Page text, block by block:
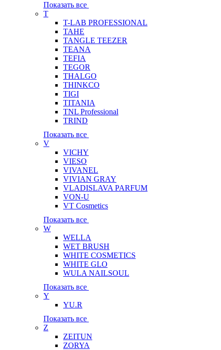
Показать все
T
T-LAB PROFESSIONAL
TAHE
TANGLE TEEZER
TEANA
TEFIA
TEGOR
THALGO
THINKCO
TIGI
TITANIA
TNL Professional
TRIND
Показать все
V
VICHY
VIESO
VIVANEL
VIVIAN GRAY
VLADISLAVA PARFUM
VON-U
VT Cosmetics
Показать все
W
WELLA
WET BRUSH
WHITE COSMETICS
WHITE GLO
WULA NAILSOUL
Показать все
Y
YU.R
Показать все
Z
ZEITUN
ZORYA